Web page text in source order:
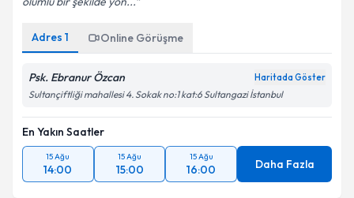
Adres 1 Online Görüşme
Psk. Ebranur Özcan Haritada Göster
Sultançiftliği mahallesi 4. Sokak no:1 kat:6 Sultangazi İstanbul
En Yakın Saatler
15 Ağu
14:00
15 Ağu
15:00
15 Ağu
16:00 Daha Fazla